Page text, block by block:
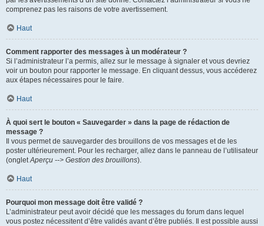
comprenez pas les raisons de votre avertissement.
Haut
Comment rapporter des messages à un modérateur ?
Si l’administrateur l’a permis, allez sur le message à signaler et vous devriez
voir un bouton pour rapporter le message. En cliquant dessus, vous accéderez
aux étapes nécessaires pour le faire.
Haut
À quoi sert le bouton « Sauvegarder » dans la page de rédaction de
message ?
Il vous permet de sauvegarder des brouillons de vos messages et de les
poster ultérieurement. Pour les recharger, allez dans le panneau de l’utilisateur
(ongletAperçu --> Gestion des brouillons).
Haut
Pourquoi mon message doit être validé ?
L’administrateur peut avoir décidé que les messages du forum dans lequel
vous postez nécessitent d’être validés avant d’être publiés. Il est possible aussi